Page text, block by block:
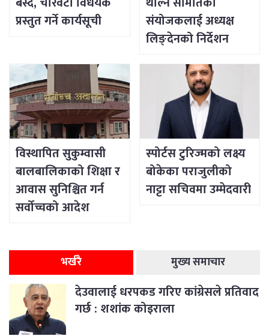
प्रस्तुत गर्ने कार्यसूची
संयोजकलाई अध्यक्ष
लिङ्देनको निर्देशन
विस्थापित सुकुम्वासी
बालबालिकाको शिक्षा र
आवास सुनिश्चित गर्न
सर्वोच्चको आदेश
स्पोर्टस टुरिज्मको लक्ष्य
बोकेका पराजुलीको
नाट्टा सचिवमा उम्मेदवारी
भर्खरै मुख्य समाचार
देउवालाई धरपकड गरिए कांग्रेसले प्रतिवाद
गर्छ : शशांक कोइराला